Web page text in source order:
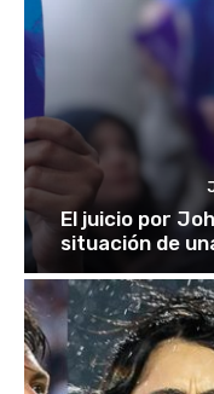
El juicio por
situación de